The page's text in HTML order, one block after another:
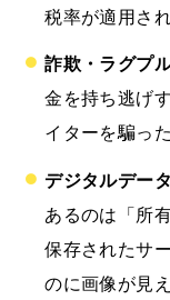
税率が適用さ
詐欺・ラグプ
金を持ち逃げ
イターを騙っ
デジタルデー
あるのは「所
保存されたサ
のに画像が見